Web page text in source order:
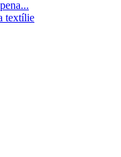
textílie